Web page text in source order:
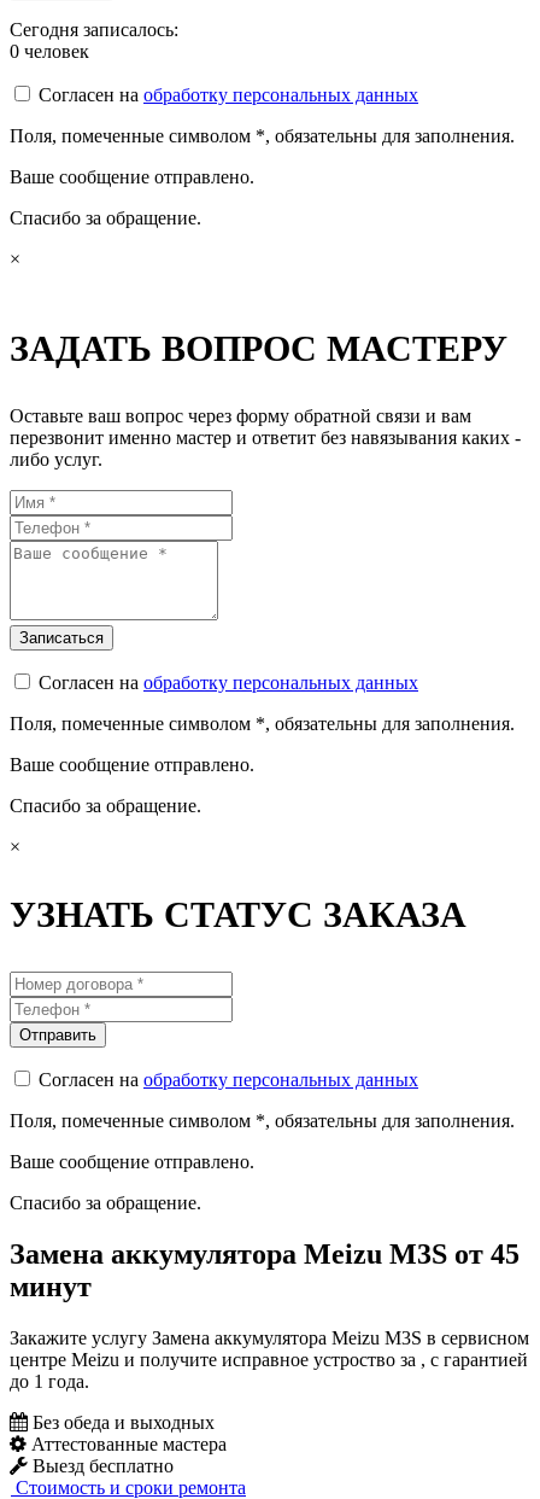
Сегодня записалось:
0 человек
Согласен на обработку персональных данных
Поля, помеченные символом *, обязательны для заполнения.
Ваше сообщение отправлено.
Спасибо за обращение.
×
ЗАДАТЬ ВОПРОС МАСТЕРУ
Оставьте ваш вопрос через форму обратной связи и вам
перезвонит именно мастер и ответит без навязывания каких -
либо услуг.
Согласен на обработку персональных данных
Поля, помеченные символом *, обязательны для заполнения.
Ваше сообщение отправлено.
Спасибо за обращение.
×
УЗНАТЬ СТАТУС ЗАКАЗА
Согласен на обработку персональных данных
Поля, помеченные символом *, обязательны для заполнения.
Ваше сообщение отправлено.
Спасибо за обращение.
Замена аккумулятора Meizu M3S от 45
минут
Закажите услугу Замена аккумулятора Meizu M3S в сервисном
центре Meizu и получите исправное устроство за , с гарантией
до 1 года.
Без обеда и выходных
Аттестованные мастера
Выезд бесплатно
Стоимость и сроки ремонта